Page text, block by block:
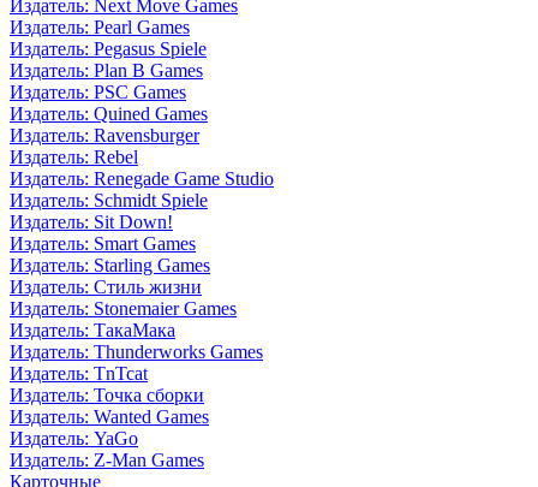
Издатель: Next Move Games
Издатель: Pearl Games
Издатель: Pegasus Spiele
Издатель: Plan B Games
Издатель: PSC Games
Издатель: Quined Games
Издатель: Ravensburger
Издатель: Rebel
Издатель: Renegade Game Studio
Издатель: Schmidt Spiele
Издатель: Sit Down!
Издатель: Smart Games
Издатель: Starling Games
Издатель: Стиль жизни
Издатель: Stonemaier Games
Издатель: ТакаМака
Издатель: Thunderworks Games
Издатель: TnTcat
Издатель: Точка сборки
Издатель: Wanted Games
Издатель: YaGo
Издатель: Z-Man Games
Карточные